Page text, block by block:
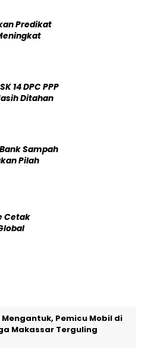
Predikat
14 DPC PPP
Ditahan
Sampah
Pilah
Cetak
Pemicu Mobil di
Makassar Terguling